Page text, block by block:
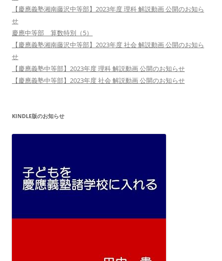
【慶應義塾湘南藤沢中等部】2023年度 理科 解説動画 公開のお知ら
せ
慶應中等部 算数特別（5）
【慶應義塾湘南藤沢中等部】2023年度 社会 解説動画 公開のお知ら
せ
【慶應義塾中等部】2023年度 理科 解説動画 公開のお知らせ
【慶應義塾中等部】2023年度 社会 解説動画 公開のお知らせ
KINDLE版のお知らせ